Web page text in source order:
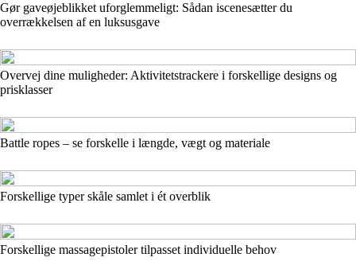
Gør gaveøjeblikket uforglemmeligt: Sådan iscenesætter du
overrækkelsen af en luksusgave
Overvej dine muligheder: Aktivitetstrackere i forskellige designs og
prisklasser
Battle ropes – se forskelle i længde, vægt og materiale
Forskellige typer skåle samlet i ét overblik
Forskellige massagepistoler tilpasset individuelle behov